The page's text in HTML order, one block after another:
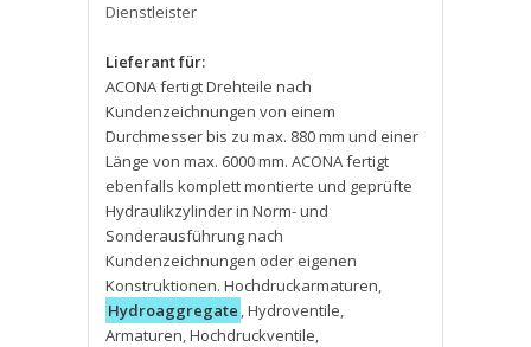
Dienstleister
Lieferant für:
ACONA fertigt Drehteile nach
Kundenzeichnungen von einem
Durchmesser bis zu max. 880 mm und einer
Länge von max. 6000 mm. ACONA fertigt
ebenfalls komplett montierte und geprüfte
Hydraulikzylinder in Norm- und
Sonderausführung nach
Kundenzeichnungen oder eigenen
Konstruktionen. Hochdruckarmaturen,
Hydroaggregate ,Hydroventile,
Armaturen,Hochdruckventile,